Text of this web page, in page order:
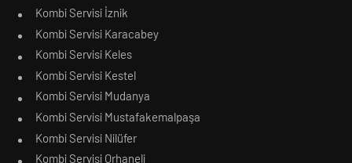
Kombi Servisi İznik
Kombi Servisi Karacabey
Kombi Servisi Keles
Kombi Servisi Kestel
Kombi Servisi Mudanya
Kombi Servisi Mustafakemalpaşa
Kombi Servisi Nilüfer
Kombi Servisi Orhaneli